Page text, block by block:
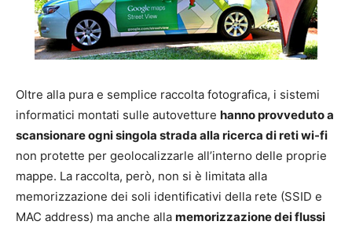
Oltre alla pura e semplice raccolta fotografica, i sistemi
informatici montati sulle autovetture hanno provveduto a
scansionare ogni singola strada alla ricerca di reti wi-fi
non protette per geolocalizzarle all’interno delle proprie
mappe. La raccolta, però, non si è limitata alla
memorizzazione dei soli identificativi della rete (SSID e
MAC address) ma anche alla memorizzazione dei flussi